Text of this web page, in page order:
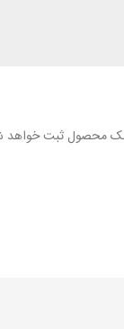
مالک محصول ثبت